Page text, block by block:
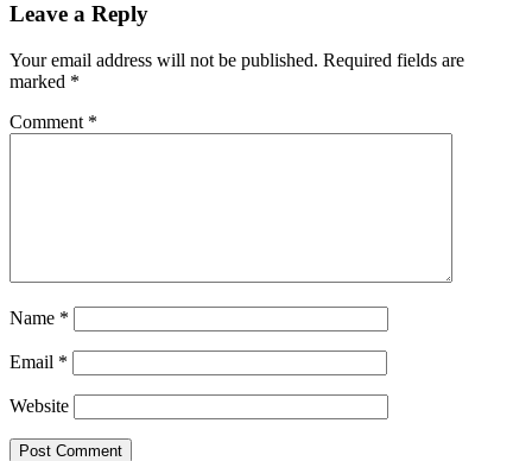
Leave a Reply
Your email address will not be published. Required fields are
marked *
Comment *
Name *
Email *
Website